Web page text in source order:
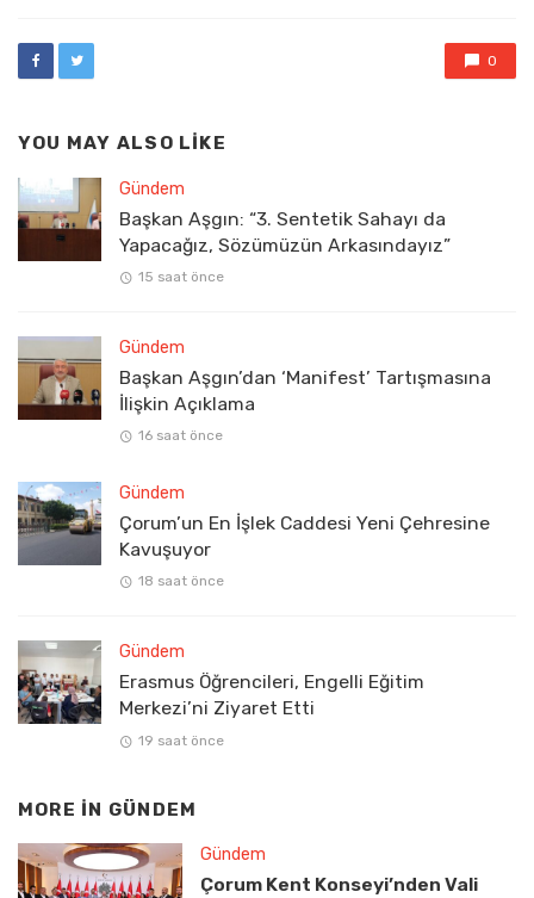
0
YOU MAY ALSO LIKE
Gündem
Başkan Aşgın: “3. Sentetik Sahayı da
Yapacağız, Sözümüzün Arkasındayız”
15 saat önce
Gündem
Başkan Aşgın’dan ‘Manifest’ Tartışmasına
İlişkin Açıklama
16 saat önce
Gündem
Çorum’un En İşlek Caddesi Yeni Çehresine
Kavuşuyor
18 saat önce
Gündem
Erasmus Öğrencileri, Engelli Eğitim
Merkezi’ni Ziyaret Etti
19 saat önce
MORE IN GÜNDEM
Gündem
Çorum Kent Konseyi’nden Vali